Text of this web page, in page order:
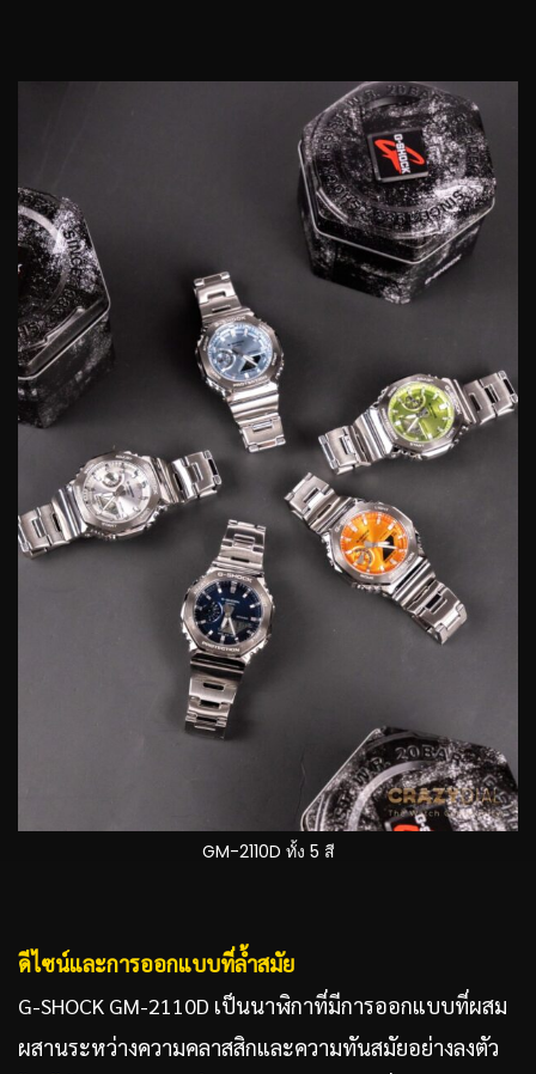
GM-2110D ทั้ง 5 สี
ดีไซน์และการออกแบบที่ล้ำสมัย
G-SHOCK GM-2110D เป็นนาฬิกาที่มีการออกแบบที่ผสม
ผสานระหว่างความคลาสสิกและความทันสมัยอย่างลงตัว